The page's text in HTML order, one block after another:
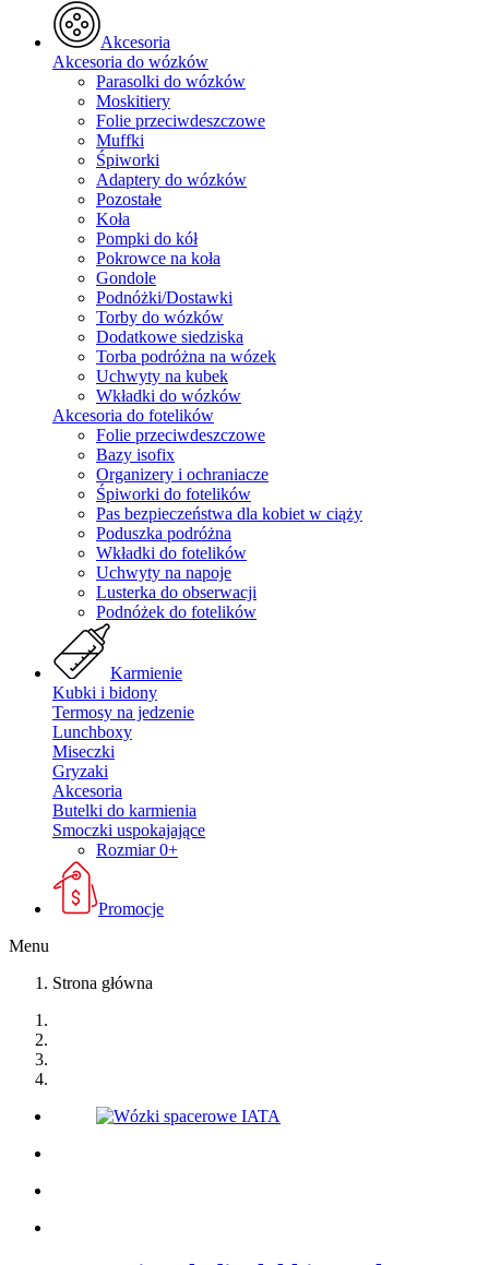
Akcesoria
Akcesoria do wózków
Parasolki do wózków
Moskitiery
Folie przeciwdeszczowe
Muffki
Śpiworki
Adaptery do wózków
Pozostałe
Koła
Pompki do kół
Pokrowce na koła
Gondole
Podnóżki/Dostawki
Torby do wózków
Dodatkowe siedziska
Torba podróżna na wózek
Uchwyty na kubek
Wkładki do wózków
Akcesoria do fotelików
Folie przeciwdeszczowe
Bazy isofix
Organizery i ochraniacze
Śpiworki do fotelików
Pas bezpieczeństwa dla kobiet w ciąży
Poduszka podróżna
Wkładki do fotelików
Uchwyty na napoje
Lusterka do obserwacji
Podnóżek do fotelików
Karmienie
Kubki i bidony
Termosy na jedzenie
Lunchboxy
Miseczki
Gryzaki
Akcesoria
Butelki do karmienia
Smoczki uspokajające
Rozmiar 0+
Promocje
Menu
Strona główna